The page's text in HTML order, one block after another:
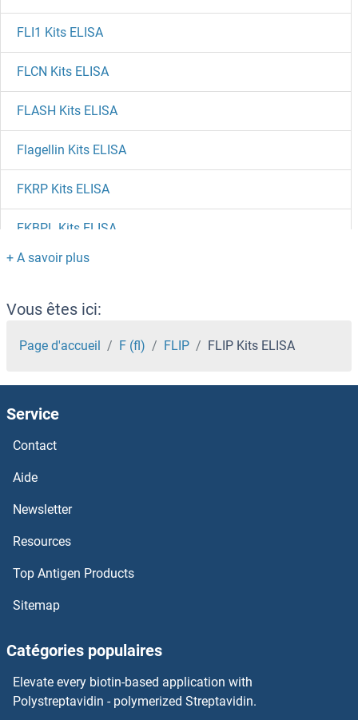
FLI1 Kits ELISA
FLCN Kits ELISA
FLASH Kits ELISA
Flagellin Kits ELISA
FKRP Kits ELISA
FKBPL Kits ELISA
FKBP8 Kits ELISA
FKBP5 Kits ELISA
FKBP4 Kits ELISA
FKBP3 Kits ELISA
FKBP1B Kits ELISA
FJX1 Kits ELISA
FIZ1 Kits ELISA
Fission 1 Kits ELISA
Filamin A Kits ELISA
Filaggrin Kits ELISA
Vous êtes ici:
Page d'accueil F (fl) FLIP FLIP Kits ELISA
Service
Contact
Aide
Newsletter
Resources
Top Antigen Products
Sitemap
Catégories populaires
Elevate every biotin-based application with
Polystreptavidin - polymerized Streptavidin.